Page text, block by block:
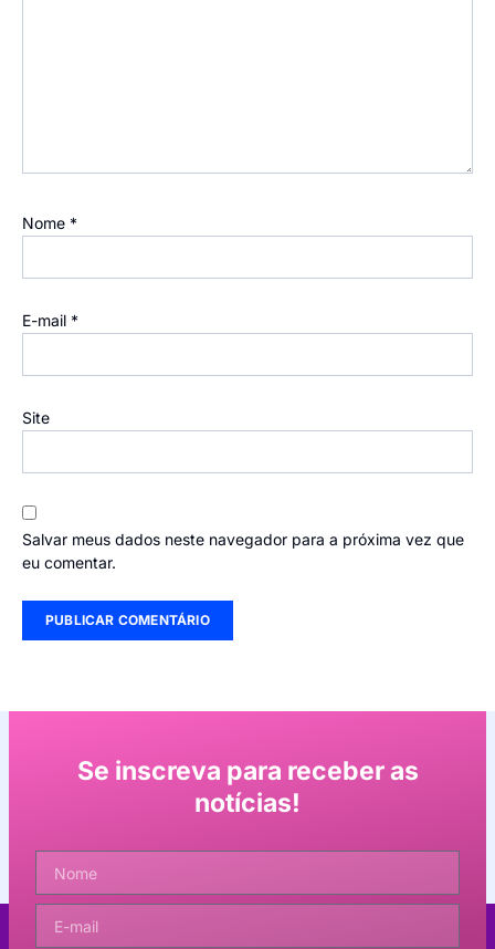
Nome *
E-mail *
Site
Salvar meus dados neste navegador para a próxima vez que
eu comentar.
Se inscreva para receber as
notícias!